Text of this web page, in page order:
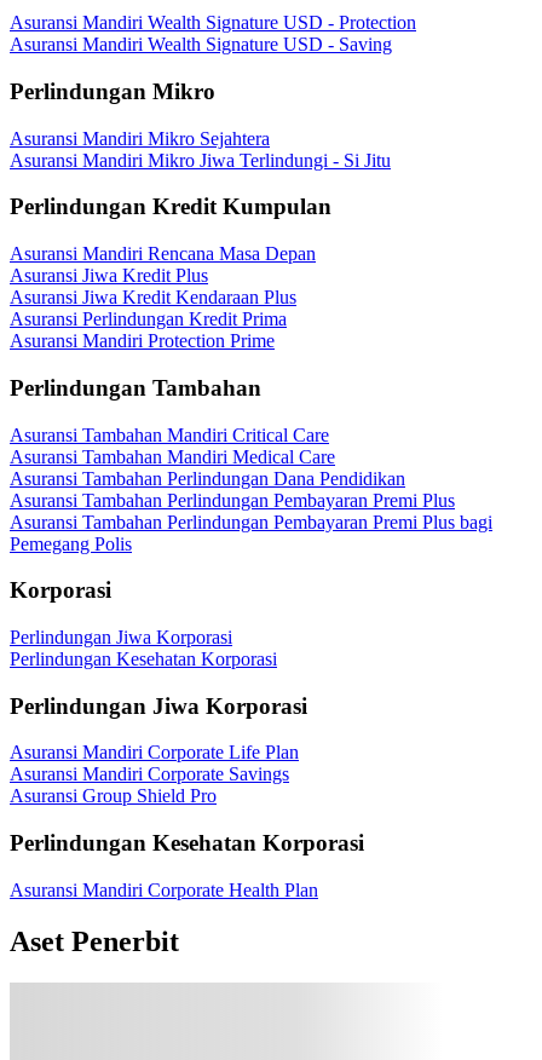
Asuransi Mandiri Wealth Signature USD - Protection
Asuransi Mandiri Wealth Signature USD - Saving
Perlindungan Mikro
Asuransi Mandiri Mikro Sejahtera
Asuransi Mandiri Mikro Jiwa Terlindungi - Si Jitu
Perlindungan Kredit Kumpulan
Asuransi Mandiri Rencana Masa Depan
Asuransi Jiwa Kredit Plus
Asuransi Jiwa Kredit Kendaraan Plus
Asuransi Perlindungan Kredit Prima
Asuransi Mandiri Protection Prime
Perlindungan Tambahan
Asuransi Tambahan Mandiri Critical Care
Asuransi Tambahan Mandiri Medical Care
Asuransi Tambahan Perlindungan Dana Pendidikan
Asuransi Tambahan Perlindungan Pembayaran Premi Plus
Asuransi Tambahan Perlindungan Pembayaran Premi Plus bagi
Pemegang Polis
Korporasi
Perlindungan Jiwa Korporasi
Perlindungan Kesehatan Korporasi
Perlindungan Jiwa Korporasi
Asuransi Mandiri Corporate Life Plan
Asuransi Mandiri Corporate Savings
Asuransi Group Shield Pro
Perlindungan Kesehatan Korporasi
Asuransi Mandiri Corporate Health Plan
Aset Penerbit